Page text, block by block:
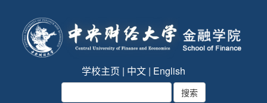
学校主页 | 中文 | English